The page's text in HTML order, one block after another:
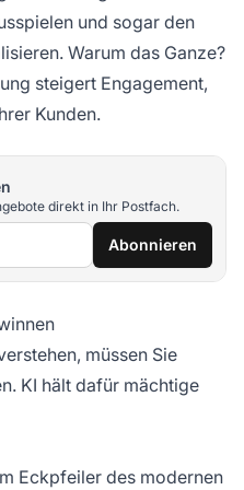
und sogar den
Warum das Ganze?
steigert Engagement,
Kunden.
direkt in Ihr Postfach.
Abonnieren
müssen Sie
KI hält dafür mächtige
Eckpfeiler des modernen